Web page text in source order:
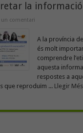
la informació
un comentari
A la província
és molt
comprendre
aquesta
respostes a
que reproduïm ... Llegir